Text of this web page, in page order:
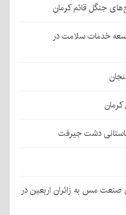
جنگل قائم کرمان
خدمات سلامت در
دشت جیرفت
مس به زائران اربعین در